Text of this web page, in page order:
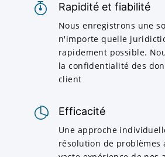
Rapidité et fiabilité
Nous enregistrons une
n'importe quelle
rapidement possible.
la confidentialité des
client
Efficacité
Une approche
résolution de problèmes